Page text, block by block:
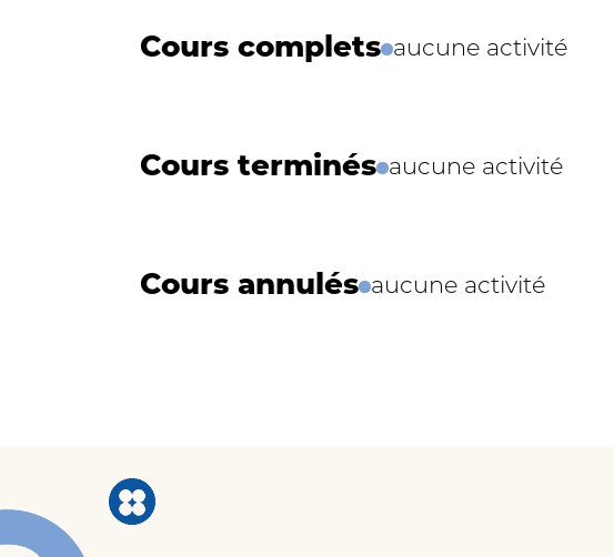
Cours complets aucune activité
Cours terminés aucune activité
Cours annulés aucune activité